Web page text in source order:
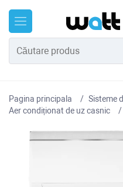
Pagina principala
Sisteme
Aer condiționat de uz casnic